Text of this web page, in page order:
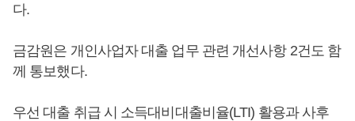
다.
금감원은 개인사업자 대출 업무 관련 개선사항 2건도 함
께 통보했다.
우선 대출 취급 시 소득대비대출비율(LTI) 활용과 사후